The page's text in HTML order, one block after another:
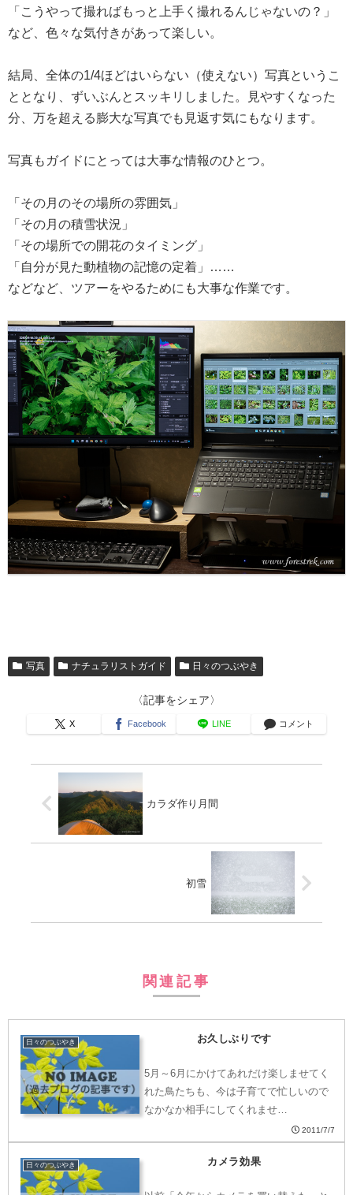
「こうやって撮ればもっと上手く撮れるんじゃないの？」
など、色々な気付きがあって楽しい。
結局、全体の1/4ほどはいらない（使えない）写真というこ
ととなり、ずいぶんとスッキリしました。見やすくなった
分、万を超える膨大な写真でも見返す気にもなります。
写真もガイドにとっては大事な情報のひとつ。
「その月のその場所の雰囲気」
「その月の積雪状況」
「その場所での開花のタイミング」
「自分が見た動植物の記憶の定着」……
などなど、ツアーをやるためにも大事な作業です。
写真 ナチュラリストガイド 日々のつぶやき
〈記事をシェア〉
X Facebook LINE コメント
カラダ作り月間
初雪
関連記事
日々のつぶやき お久しぶりです
5月～6月にかけてあれだけ楽しませてく
れた鳥たちも、今は子育てで忙しいので
なかなか相手にしてくれませ…
2011/7/7
日々のつぶやき カメラ効果